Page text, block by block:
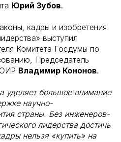
Юрий Зубов.
кадры и изобретения
выступил
Комитета Госдумы по
Председатель
Владимир Кононов.
уделяет большое внимание
научно-
страны. Без инженеров-
лидерства достичь
нельзя «купить» на